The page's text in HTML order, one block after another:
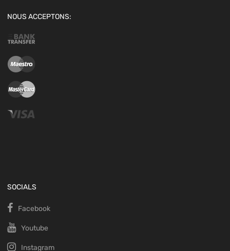
NOUS ACCEPTONS:
SOCIALS
Facebook
Youtube
Instagram